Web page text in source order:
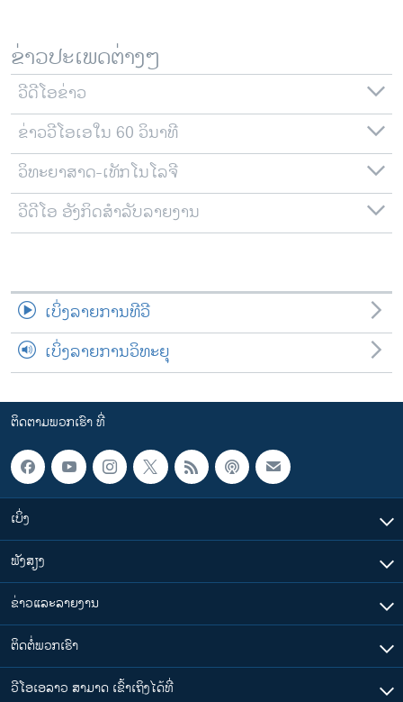
ສຽງ
ລາຍການກະຈາຍສຽງ
ຕິດຕາມພວກເຮົາ ທີ່
ພາສາຕ່າງໆ
ຂ່າວປະເພດຕ່າງໆ
ວີດີໂອຂ່າວ
ຂ່າວວີໂອເອໃນ 60 ວິນາທີ
ວິທະຍາສາດ-ເທັກໂນໂລຈີ
ວີດີໂອ ອັງກິດສຳລັບລາຍງານ
ເບິ່ງລາຍການທີວີ
ເບິ່ງລາຍການວິທະຍຸ
ຕິດຕາມພວກເຮົາ ທີ່
ເບິ່ງ
ຟັງສຽງ
ຂ່າວແລະລາຍງານ
ຕິດຕໍ່ພວກເຮົາ
ວີໂອເອລາວ ສາມາດ ເຂົ້າເຖິງໄດ້ທີ່